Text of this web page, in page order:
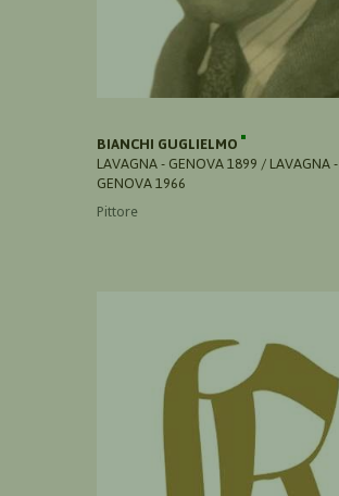
BIANCHI GUGLIELMO
LAVAGNA - GENOVA 1899 / LAVAGNA -
GENOVA 1966
Pittore